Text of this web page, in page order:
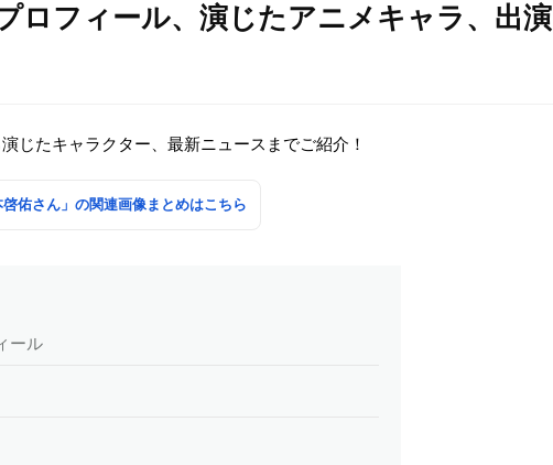
ロフィール、演じたアニメキャラ、出演
じたキャラクター、最新ニュースまでご紹介！
啓佑さん」の関連画像まとめはこちら
ール